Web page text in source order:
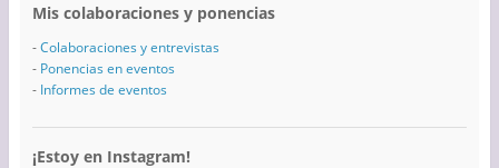
Mis colaboraciones y ponencias
-Colaboraciones y entrevistas
- Ponencias en eventos
- Informes de eventos
¡Estoy en Instagram!